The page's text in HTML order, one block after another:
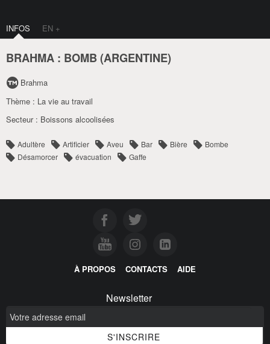
INFOS EN +
BRAHMA : BOMB (ARGENTINE)
Brahma
Thème : La vie au travail
Secteur : Boissons alcoolisées
Adultère Artificier Aveu Bar Bière
Bombe
Désamorcer
évacuation Gaffe
À PROPOS CONTACTS AIDE
Newsletter